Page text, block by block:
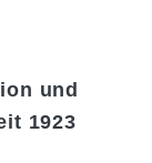
und
1923